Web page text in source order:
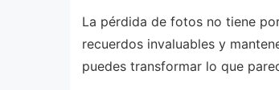
La pérdida de fotos no tiene
recuerdos invaluables y
puedes transformar lo que